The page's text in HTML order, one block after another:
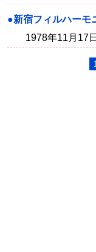
●新宿フィルハーモ
1978年11月17